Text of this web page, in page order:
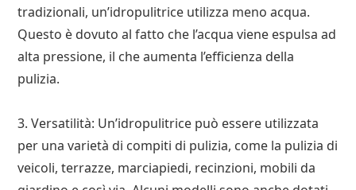
tradizionali, un’idropulitrice utilizza meno acqua.
Questo è dovuto al fatto che l’acqua viene espulsa ad
alta pressione, il che aumenta l’efficienza della
pulizia.
3. Versatilità: Un’idropulitrice può essere utilizzata
per una varietà di compiti di pulizia, come la pulizia di
veicoli, terrazze, marciapiedi, recinzioni, mobili da